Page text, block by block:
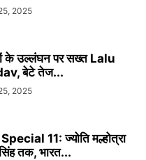
2025
के उल्लंघन पर सख्त Lalu
बेटे तेज...
2025
11: ज्योति मल्होत्रा
तक, भारत...